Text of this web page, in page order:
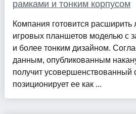
рамками и тонким корпусом
Компания готовится расширить
игровых планшетов моделью с
и более тонким дизайном.
данным, опубликованным
получит усовершенствованный
позиционирует ее как ...